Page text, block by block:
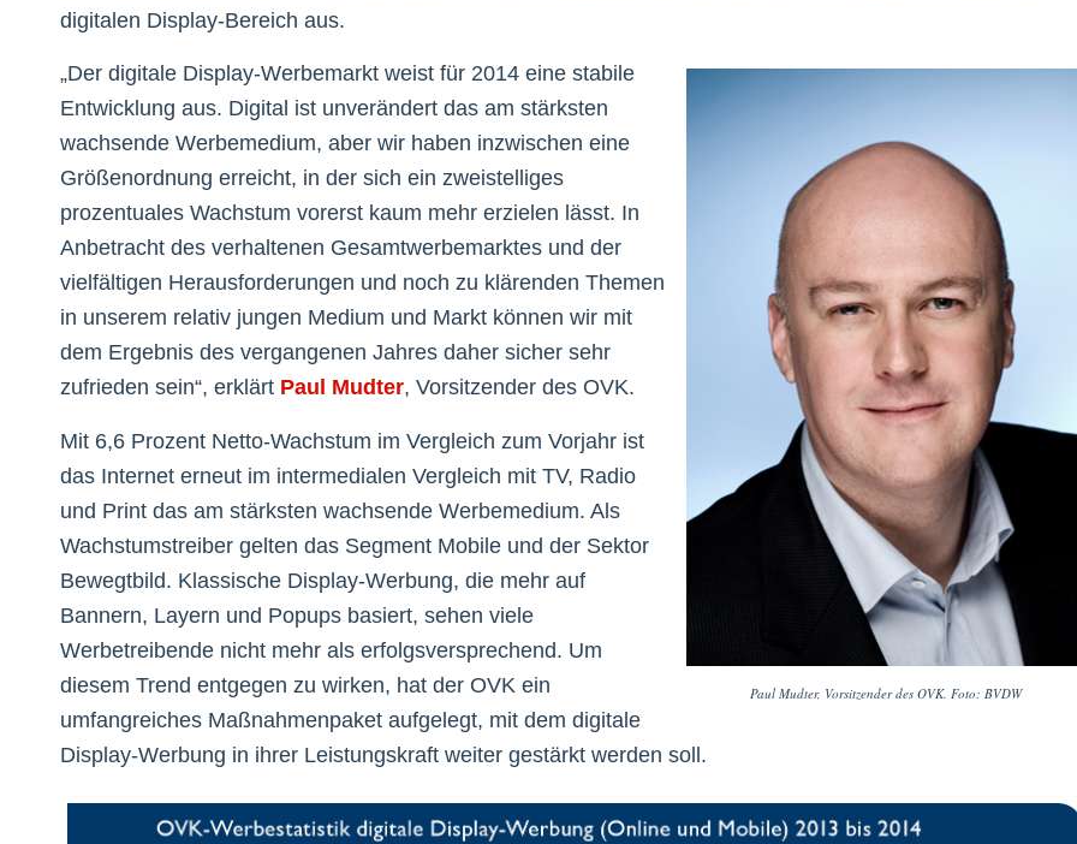
digitalen Display-Bereich aus.
Paul Mudter, Vorsitzender des OVK. Foto: BVDW
„Der digitale Display-Werbemarkt weist für 2014 eine stabile
Entwicklung aus. Digital ist unverändert das am stärksten
wachsende Werbemedium, aber wir haben inzwischen eine
Größenordnung erreicht, in der sich ein zweistelliges
prozentuales Wachstum vorerst kaum mehr erzielen lässt. In
Anbetracht des verhaltenen Gesamtwerbemarktes und der
vielfältigen Herausforderungen und noch zu klärenden Themen
in unserem relativ jungen Medium und Markt können wir mit
dem Ergebnis des vergangenen Jahres daher sicher sehr
zufrieden sein“, erklärt Paul Mudter, Vorsitzender des OVK.
Mit 6,6 Prozent Netto-Wachstum im Vergleich zum Vorjahr ist
das Internet erneut im intermedialen Vergleich mit TV, Radio
und Print das am stärksten wachsende Werbemedium. Als
Wachstumstreiber gelten das Segment Mobile und der Sektor
Bewegtbild. Klassische Display-Werbung, die mehr auf
Bannern, Layern und Popups basiert, sehen viele
Werbetreibende nicht mehr als erfolgsversprechend. Um
diesem Trend entgegen zu wirken, hat der OVK ein
umfangreiches Maßnahmenpaket aufgelegt, mit dem digitale
Display-Werbung in ihrer Leistungskraft weiter gestärkt werden soll.